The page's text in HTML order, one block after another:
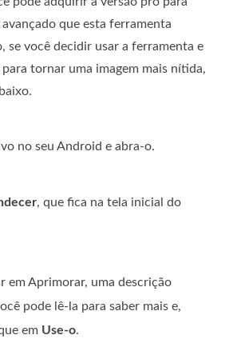
que esta ferramenta
se você decidir usar a ferramenta e
tornar uma imagem mais nítida,
no seu Android e abra-o.
, que fica na tela inicial do
em Aprimorar, uma descrição
pode lê-la para saber mais e,
em Use-o.